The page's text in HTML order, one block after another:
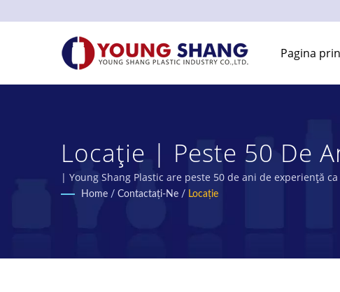
Pagina
Locație | Peste 50 De
Plastic | YOUNG SHANG
| Young Shang Plastic are peste 50 de ani de experiență
Home / Contactați-Ne / Locație